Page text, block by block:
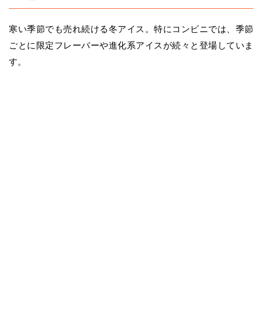
寒い季節でも売れ続ける冬アイス。特にコンビニでは、季節
ごとに限定フレーバーや進化系アイスが続々と登場していま
す。